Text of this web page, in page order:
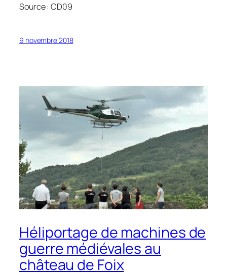
Source : CD09
9 novembre 2018
Héliportage de machines de
guerre médiévales au
château de Foix